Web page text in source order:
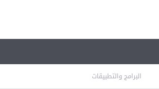
البرامج والتطبيقات